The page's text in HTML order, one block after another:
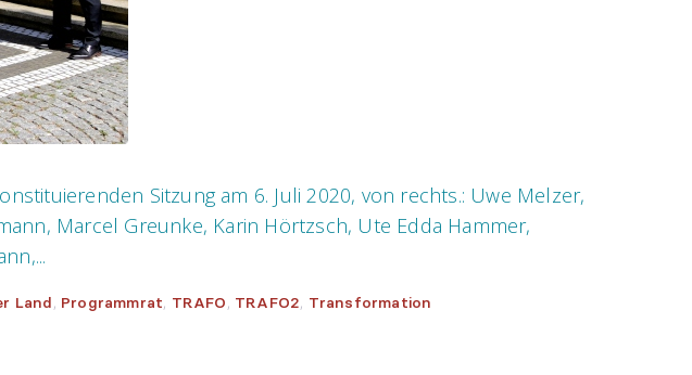
Sitzung am 6. Juli 2020, von rechts.: Uwe Melzer,
Marcel Greunke, Karin Hörtzsch, Ute Edda Hammer,
Land, Programmrat, TRAFO, TRAFO2, Transformation